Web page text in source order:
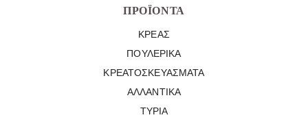
ΠΡΟΪΌΝΤΑ
ΚΡΈΑΣ
ΠΟΥΛΕΡΙΚΆ
ΚΡΕΑΤΟΣΚΕΥΆΣΜΑΤΑ
ΑΛΛΑΝΤΙΚΆ
ΤΥΡΙΆ